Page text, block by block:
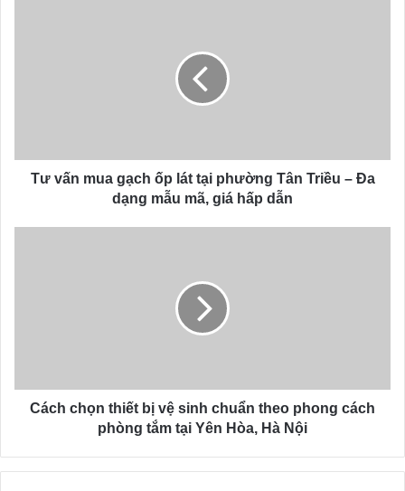
d
Tư vấn mua gạch ốp lát tại phường Tân Triều – Đa
dạng mẫu mã, giá hấp dẫn
Cách chọn thiết bị vệ sinh chuẩn theo phong cách
phòng tắm tại Yên Hòa, Hà Nội